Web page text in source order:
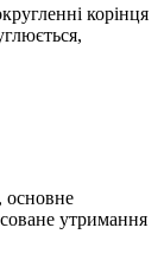
корінця
основне
утримання